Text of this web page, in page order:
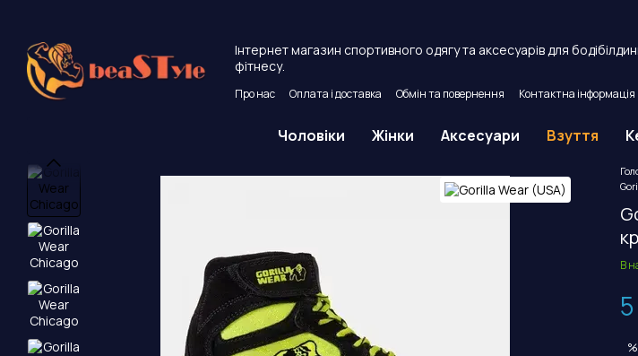
Інтернет магазин спортивного одягу та аксесуарів для
фітнесу.
Про нас Оплата і доставка Обмін та повернення
Контактна інформація
Чоловіки Жінки Аксесуари Взуття
В
%